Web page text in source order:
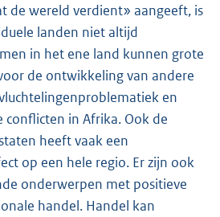
de wereld verdient» aangeeft, is
landen niet altijd
in het ene land kunnen grote
de ontwikkeling van andere
en
conflicten in Afrika. Ook de
heeft vaak een
op een hele regio. Er zijn ook
onderwerpen met positieve
handel. Handel kan